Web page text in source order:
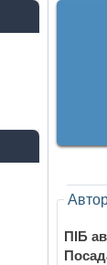
Автор
ПІБ